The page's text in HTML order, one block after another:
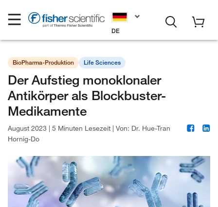
DE
BioPharma-Produktion Life Sciences
Der Aufstieg monoklonaler
Antikörper als Blockbuster-
Medikamente
August 2023 | 5 Minuten Lesezeit | Von: Dr. Hue-Tran
Hornig-Do